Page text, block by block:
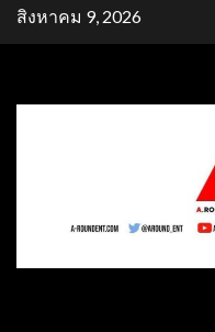
Skipสิงหาคม 9, 2026